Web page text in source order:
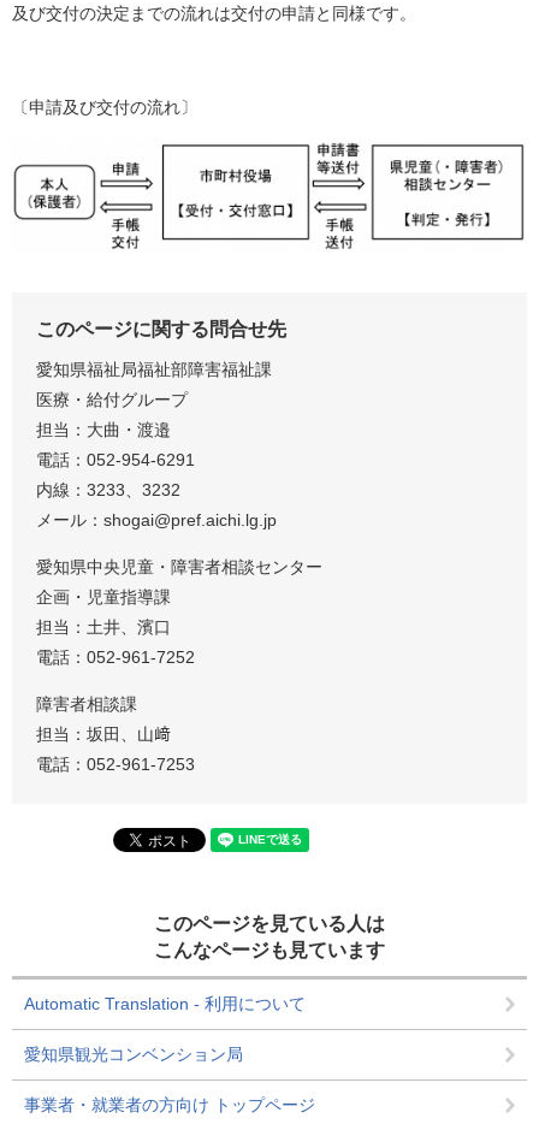
及び交付の決定までの流れは交付の申請と同様です。
〔申請及び交付の流れ〕
このページに関する問合せ先
愛知県福祉局福祉部障害福祉課
医療・給付グループ
担当：大曲・渡邉
電話：052-954-6291
内線：3233、3232
メール：shogai@pref.aichi.lg.jp
愛知県中央児童・障害者相談センター
企画・児童指導課
担当：土井、濱口
電話：052-961-7252
障害者相談課
担当：坂田、山﨑
電話：052-961-7253
このページを見ている人は
こんなページも見ています
Automatic Translation - 利用について
愛知県観光コンベンション局
事業者・就業者の方向け トップページ